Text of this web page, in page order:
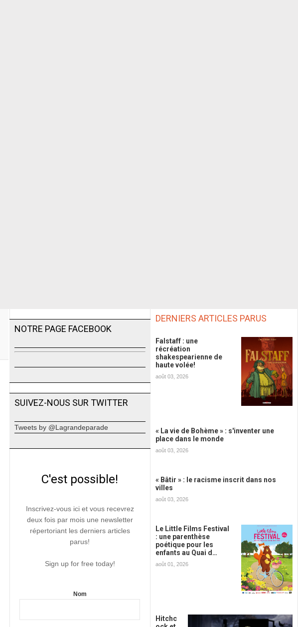
NOTRE PAGE FACEBOOK
SUIVEZ-NOUS SUR TWITTER
Tweets by @Lagrandeparade
C'est possible!
Inscrivez-vous ici et vous recevrez
deux fois par mois une newsletter
répertoriant les derniers articles
parus!
Sign up for free today!
Nom
DERNIERS ARTICLES PARUS
Falstaff : une
récréation
shakespearienne de
haute volée!
août 03, 2026
« La vie de Bohème » : s'inventer une
place dans le monde
août 03, 2026
« Bâtir » : le racisme inscrit dans nos
villes
août 03, 2026
Le Little Films Festival
: une parenthèse
poétique pour les
enfants au Quai d…
août 01, 2026
Hitchc